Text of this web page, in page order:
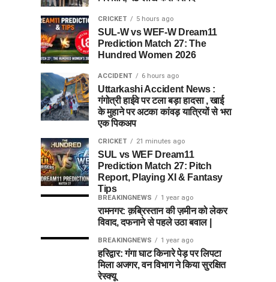
CRICKET 5 hours ago
SUL-W vs WEF-W Dream11
Prediction Match 27: The
Hundred Women 2026
ACCIDENT 6 hours ago
Uttarkashi Accident News :
गंगोत्री हाईवे पर टला बड़ा हादसा , खाई
के मुहाने पर अटका कांवड़ यात्रियों से भरा
एक पिकअप
CRICKET 21 minutes ago
SUL vs WEF Dream11
Prediction Match 27: Pitch
Report, Playing XI & Fantasy
Tips
BREAKINGNEWS 1 year ago
रामनगर: क़ब्रिस्तान की ज़मीन को लेकर
विवाद, दफनाने से पहले उठा बवाल |
BREAKINGNEWS 1 year ago
हरिद्वार: गंगा घाट किनारे पेड़ पर लिपटा
मिला अजगर, वन विभाग ने किया सुरक्षित
रेस्क्यू